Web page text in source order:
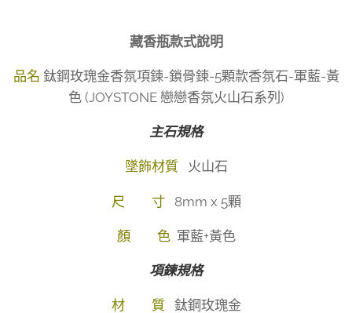
藏香瓶款式說明
品名 鈦鋼玫瑰金香氛項鍊-鎖骨鍊-5顆款香氛石-軍藍-黃
色 (JOYSTONE 戀戀香氛火山石系列)
主石規格
墜飾材質 火山石
尺 寸 8mm x 5顆
顏 色 軍藍+黃色
項鍊規格
材 質 鈦鋼玫瑰金